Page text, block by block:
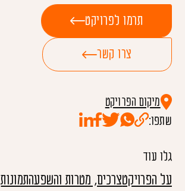
תרמו לפרויקט
צרו קשר
מיקום הפרויקט
שתפו:
גלו עוד
על הפרויקטצרכים, מטרות והשפעהתמונות